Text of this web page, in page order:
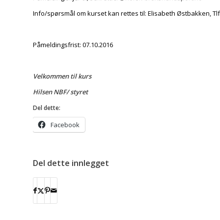
Info/spørsmål om kurset kan rettes til: Elisabeth Østbakken, Tlf.
Påmeldingsfrist: 07.10.2016
Velkommen til kurs
Hilsen NBF/ styret
Del dette:
Facebook
Del dette innlegget